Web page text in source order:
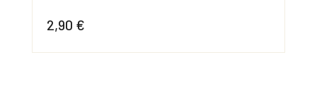
2,90 €